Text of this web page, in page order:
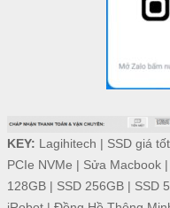
KEY: Lagihitech | SSD giá tốt
PCIe NVMe | Sửa Macbook|
128GB| SSD 256GB| SSD